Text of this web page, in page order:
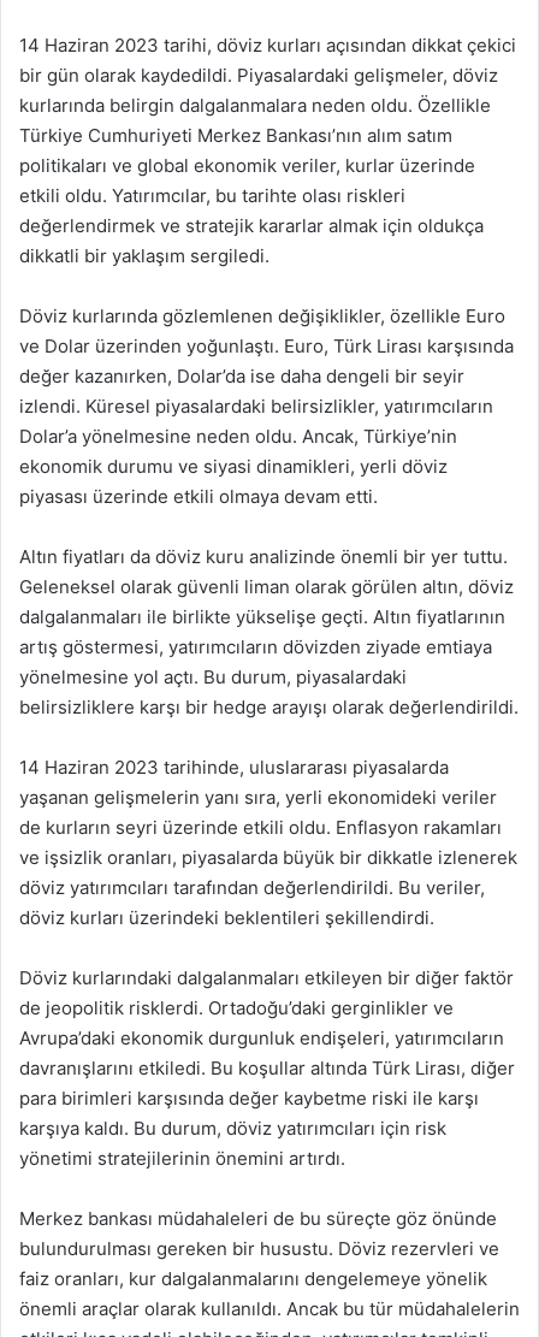
14 Haziran 2023 tarihi, döviz kurları açısından dikkat çekici
bir gün olarak kaydedildi. Piyasalardaki gelişmeler, döviz
kurlarında belirgin dalgalanmalara neden oldu. Özellikle
Türkiye Cumhuriyeti Merkez Bankası’nın alım satım
politikaları ve global ekonomik veriler, kurlar üzerinde
etkili oldu. Yatırımcılar, bu tarihte olası riskleri
değerlendirmek ve stratejik kararlar almak için oldukça
dikkatli bir yaklaşım sergiledi.
Döviz kurlarında gözlemlenen değişiklikler, özellikle Euro
ve Dolar üzerinden yoğunlaştı. Euro, Türk Lirası karşısında
değer kazanırken, Dolar’da ise daha dengeli bir seyir
izlendi. Küresel piyasalardaki belirsizlikler, yatırımcıların
Dolar’a yönelmesine neden oldu. Ancak, Türkiye’nin
ekonomik durumu ve siyasi dinamikleri, yerli döviz
piyasası üzerinde etkili olmaya devam etti.
Altın fiyatları da döviz kuru analizinde önemli bir yer tuttu.
Geleneksel olarak güvenli liman olarak görülen altın, döviz
dalgalanmaları ile birlikte yükselişe geçti. Altın fiyatlarının
artış göstermesi, yatırımcıların dövizden ziyade emtiaya
yönelmesine yol açtı. Bu durum, piyasalardaki
belirsizliklere karşı bir hedge arayışı olarak değerlendirildi.
14 Haziran 2023 tarihinde, uluslararası piyasalarda
yaşanan gelişmelerin yanı sıra, yerli ekonomideki veriler
de kurların seyri üzerinde etkili oldu. Enflasyon rakamları
ve işsizlik oranları, piyasalarda büyük bir dikkatle izlenerek
döviz yatırımcıları tarafından değerlendirildi. Bu veriler,
döviz kurları üzerindeki beklentileri şekillendirdi.
Döviz kurlarındaki dalgalanmaları etkileyen bir diğer faktör
de jeopolitik risklerdi. Ortadoğu’daki gerginlikler ve
Avrupa’daki ekonomik durgunluk endişeleri, yatırımcıların
davranışlarını etkiledi. Bu koşullar altında Türk Lirası, diğer
para birimleri karşısında değer kaybetme riski ile karşı
karşıya kaldı. Bu durum, döviz yatırımcıları için risk
yönetimi stratejilerinin önemini artırdı.
Merkez bankası müdahaleleri de bu süreçte göz önünde
bulundurulması gereken bir husustu. Döviz rezervleri ve
faiz oranları, kur dalgalanmalarını dengelemeye yönelik
önemli araçlar olarak kullanıldı. Ancak bu tür müdahalelerin